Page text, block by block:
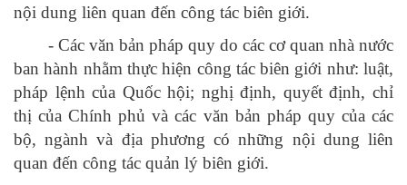
nội dung liên quan đến công tác biên giới.
- Các văn bản pháp quy do các cơ quan nhà nước
ban hành nhằm thực hiện công tác biên giới như: luật,
pháp lệnh của Quốc hội; nghị định, quyết định, chỉ
thị của Chính phủ và các văn bản pháp quy của các
bộ, ngành và địa phương có những nội dung liên
quan đến công tác quản lý biên giới.